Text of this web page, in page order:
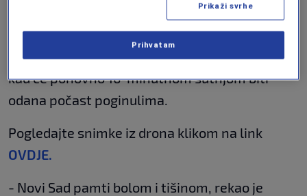
Službeni dio komemoracije završit će se u 19:52
kad će ponovno 16-minutnom šutnjom biti
odana počast poginulima.
Pogledajte snimke iz drona klikom na link
OVDJE.
- Novi Sad pamti bolom i tišinom, rekao je
Prikaži svrhe
Prihvatam